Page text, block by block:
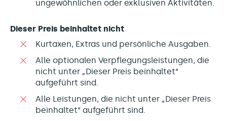
ungewöhnlichen oder exklusiven Aktivitäten.
Dieser Preis beinhaltet nicht
Kurtaxen, Extras und persönliche Ausgaben.
Alle optionalen Verpflegungsleistungen, die
nicht unter „Dieser Preis beinhaltet“
aufgeführt sind.
Alle Leistungen, die nicht unter „Dieser Preis
beinhaltet“ aufgeführt sind.